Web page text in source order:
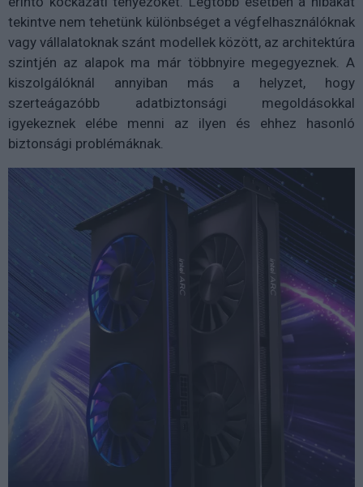
tekintve nem tehetünk különbséget a végfelhasználóknak
vagy vállalatoknak szánt modellek között, az architektúra
szintjén az alapok ma már többnyire megegyeznek. A
kiszolgálóknál annyiban más a helyzet, hogy
szerteágazóbb adatbiztonsági megoldásokkal
igyekeznek elébe menni az ilyen és ehhez hasonló
biztonsági problémáknak.